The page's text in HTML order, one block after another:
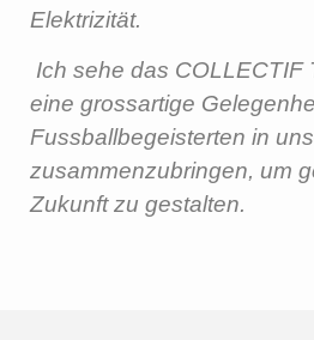
Elektrizität.
Ich sehe das COLLECTIF
eine grossartige
Fussballbegeisterten in
zusammenzubringen, um
Zukunft zu gestalten.